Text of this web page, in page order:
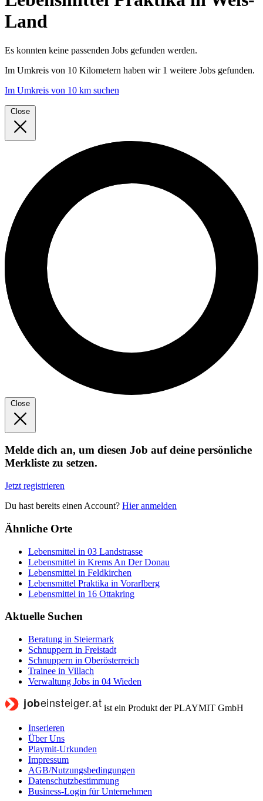
Land
Es konnten keine passenden Jobs gefunden werden.
Im Umkreis von 10 Kilometern haben wir 1 weitere Jobs gefunden.
Im Umkreis von 10 km suchen
Close
Close
Melde dich an, um diesen Job auf deine persönliche
Merkliste zu setzen.
Jetzt registrieren
Du hast bereits einen Account? Hier anmelden
Ähnliche Orte
Lebensmittel in 03 Landstrasse
Lebensmittel in Krems An Der Donau
Lebensmittel in Feldkirchen
Lebensmittel Praktika in Vorarlberg
Lebensmittel in 16 Ottakring
Aktuelle Suchen
Beratung in Steiermark
Schnuppern in Freistadt
Schnuppern in Oberösterreich
Trainee in Villach
Verwaltung Jobs in 04 Wieden
ist ein Produkt der PLAYMIT GmbH
Inserieren
Über Uns
Playmit-Urkunden
Impressum
AGB/Nutzungsbedingungen
Datenschutzbestimmung
Business-Login für Unternehmen